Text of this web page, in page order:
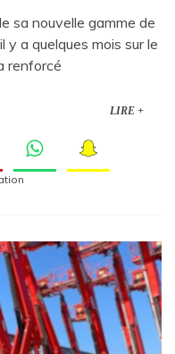
sa nouvelle gamme de
a quelques mois sur le
renforcé
LIRE +